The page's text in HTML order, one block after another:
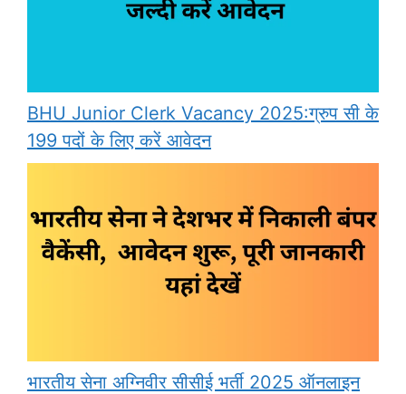
BHU Junior Clerk Vacancy 2025:ग्रुप सी के
199 पदों के लिए करें आवेदन
भारतीय सेना अग्निवीर सीसीई भर्ती 2025 ऑनलाइन